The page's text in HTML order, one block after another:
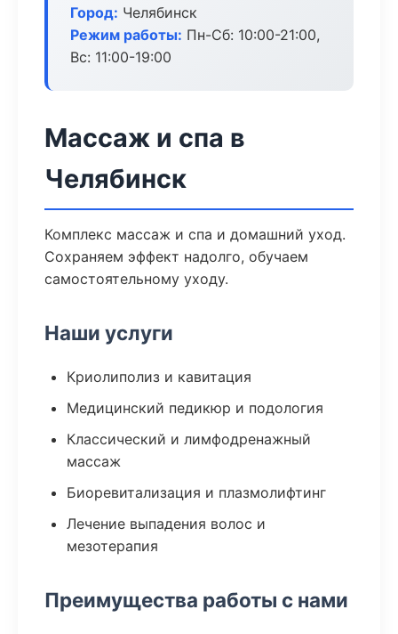
Город: Челябинск
Режим работы: Пн-Сб: 10:00-21:00,
Вс: 11:00-19:00
Массаж и спа в
Челябинск
Комплекс массаж и спа и домашний уход.
Сохраняем эффект надолго, обучаем
самостоятельному уходу.
Наши услуги
Криолиполиз и кавитация
Медицинский педикюр и подология
Классический и лимфодренажный
массаж
Биоревитализация и плазмолифтинг
Лечение выпадения волос и
мезотерапия
Преимущества работы с нами